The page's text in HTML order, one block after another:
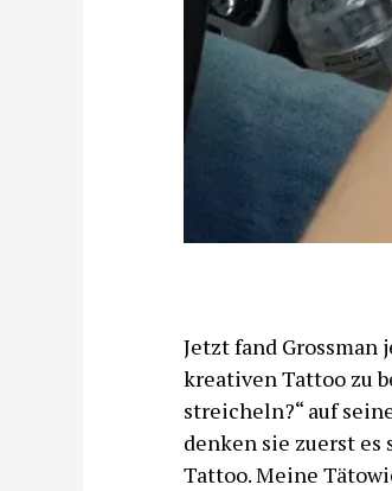
Jetzt fand
kreativen Tattoo zu
streicheln?“ auf
denken sie zuerst es
Tattoo. Meine